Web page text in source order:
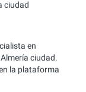
ciudad
en
ciudad.
la plataforma